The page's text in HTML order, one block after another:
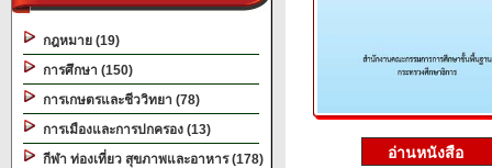
กฎหมาย (19)
การศึกษา (150)
การเกษตรและชีววิทยา (78)
การเมืองและการปกครอง (13)
กีฬา ท่องเที่ยว สุขภาพและอาหาร (178)